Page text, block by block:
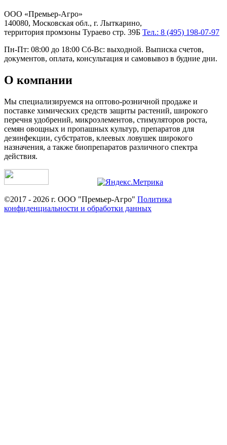
ООО «Премьер-Агро»
140080, Московская обл., г. Лыткарино,
территория промзоны Тураево стр. 39Б Тел.: 8 (495) 198-07-97
Пн-Пт: 08:00 до 18:00 Сб-Вс: выходной. Выписка счетов,
документов, оплата, консультация и самовывоз в будние дни.
О компании
Мы специализируемся на оптово-розничной продаже и
поставке химических средств защиты растений, широкого
перечня удобрений, микроэлементов, стимуляторов роста,
семян овощных и пропашных культур, препаратов для
дезинфекции, субстратов, клеевых ловушек широкого
назначения, а также биопрепаратов различного спектра
действия.
©2017 - 2026 г. ООО "Премьер-Агро" Политика
конфиденциальности и обработки данных